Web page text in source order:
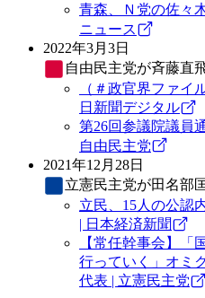
青森、Ｎ党の佐々
ニュース
2022年3月3日
自由民主党が斉藤直
（＃政官界ファイ
日新聞デジタル
第26回参議院議員
自由民主党
2021年12月28日
立憲民主党が田名部
立民、15人の公認
| 日本経済新聞
【常任幹事会】「
行っていく」オミ
代表 | 立憲民主党